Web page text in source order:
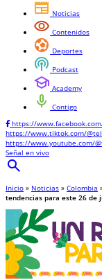
newspaper Noticias
visibility Contenidos
sports_and_outdoors Deportes
podcasts Podcast
school Academy
mic Contigo
https://
https://www.tiktok.com/
https://www.youtube.com/
Señal en vivo
search
Inicio » Noticias » Colombia
tendencias para este 26 de